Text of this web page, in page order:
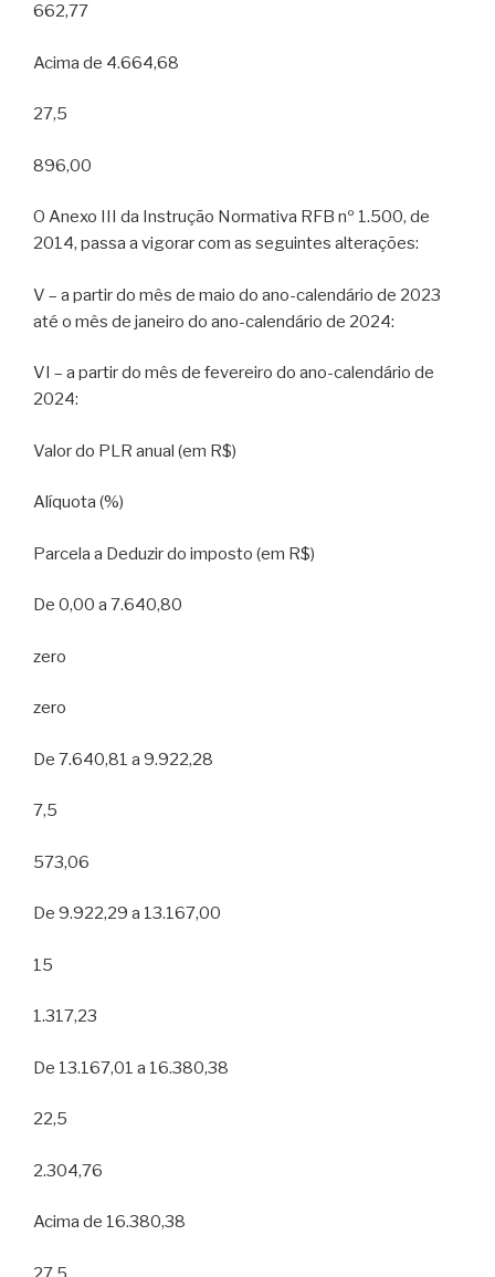
662,77
Acima de 4.664,68
27,5
896,00
O Anexo III da Instrução Normativa RFB nº 1.500, de
2014, passa a vigorar com as seguintes alterações:
V – a partir do mês de maio do ano-calendário de 2023
até o mês de janeiro do ano-calendário de 2024:
VI – a partir do mês de fevereiro do ano-calendário de
2024:
Valor do PLR anual (em R$)
Alíquota (%)
Parcela a Deduzir do imposto (em R$)
De 0,00 a 7.640,80
zero
zero
De 7.640,81 a 9.922,28
7,5
573,06
De 9.922,29 a 13.167,00
15
1.317,23
De 13.167,01 a 16.380,38
22,5
2.304,76
Acima de 16.380,38